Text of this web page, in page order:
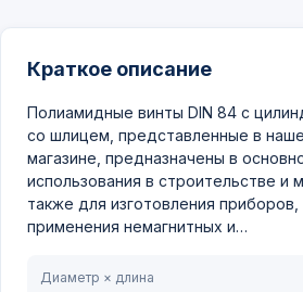
Краткое описание
Полиамидные винты DIN 84 с
со шлицем, представленные в
магазине, предназначены в
использования в строительстве и
также для изготовления
применения немагнитных и…
Диаметр × длина